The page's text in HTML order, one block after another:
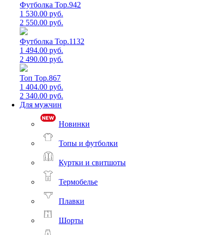
Футболка Top.942
1 530.00 руб.
2 550.00 руб.
Футболка Top.1132
1 494.00 руб.
2 490.00 руб.
Топ Top.867
1 404.00 руб.
2 340.00 руб.
Для мужчин
Новинки
Топы и футболки
Куртки и свитшоты
Термобелье
Плавки
Шорты